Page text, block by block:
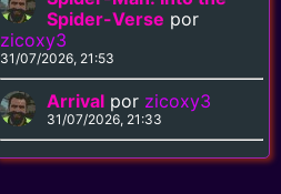
Executive
Producer ·
Production
Stunts · Crew
Executive
Producer ·
Spider-Verse por
zicoxy3
31/07/2026, 21:53
Arrival por zicoxy3
31/07/2026, 21:33